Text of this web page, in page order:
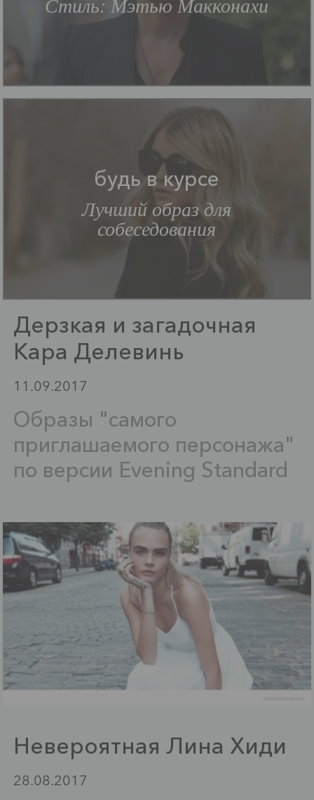
Стиль: Мэтью Макконахи
будь в курсе
Лучший образ для
собеседования
Дерзкая и загадочная
Кара Делевинь
11.09.2017
Образы "самого
приглашаемого персонажа"
по версии Evening Standard
Невероятная Лина Хиди
28.08.2017